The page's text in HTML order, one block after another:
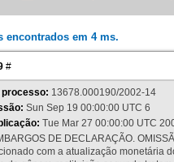
encontrados em 4 ms.
#
processo: 13678.000190/2002-14
Sun Sep 19 00:00:00 UTC 6
Tue Mar 27 00:00:00 UTC
DE DECLARAÇÃO.
com a atualização monetária